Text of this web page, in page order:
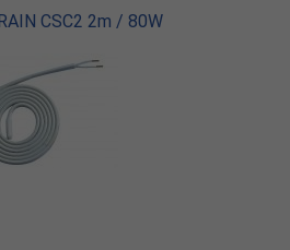
CSC2 2m / 80W